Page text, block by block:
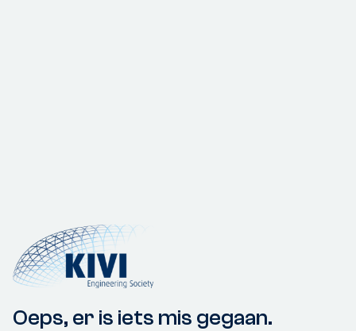
Oeps, er is iets mis gegaan.